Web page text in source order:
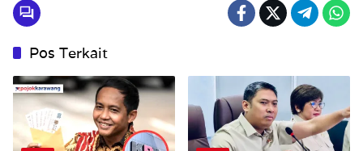
Pos Terkait